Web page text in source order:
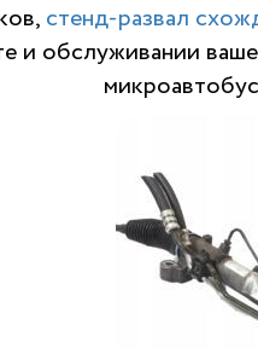
стенд-развал
и обслуживании